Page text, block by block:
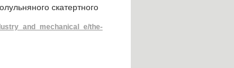
скатертного
the-